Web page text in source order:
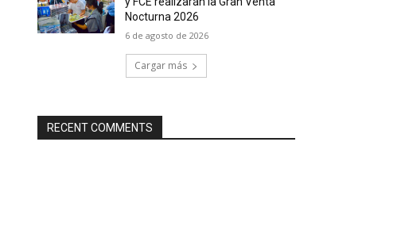
Nocturna 2026
6 de agosto de 2026
Cargar más
RECENT COMMENTS